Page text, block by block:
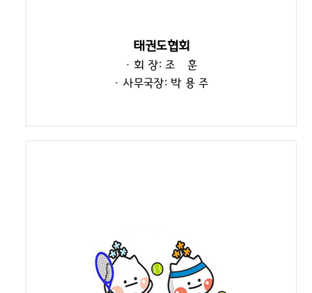
태권도협회
· 회 장: 조 훈
· 사무국장: 박 용 주